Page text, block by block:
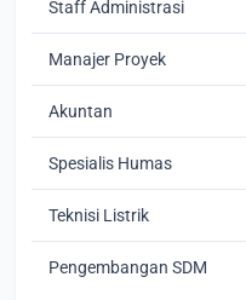
Staff Administrasi
Manajer Proyek
Akuntan
Spesialis Humas
Teknisi Listrik
Pengembangan SDM